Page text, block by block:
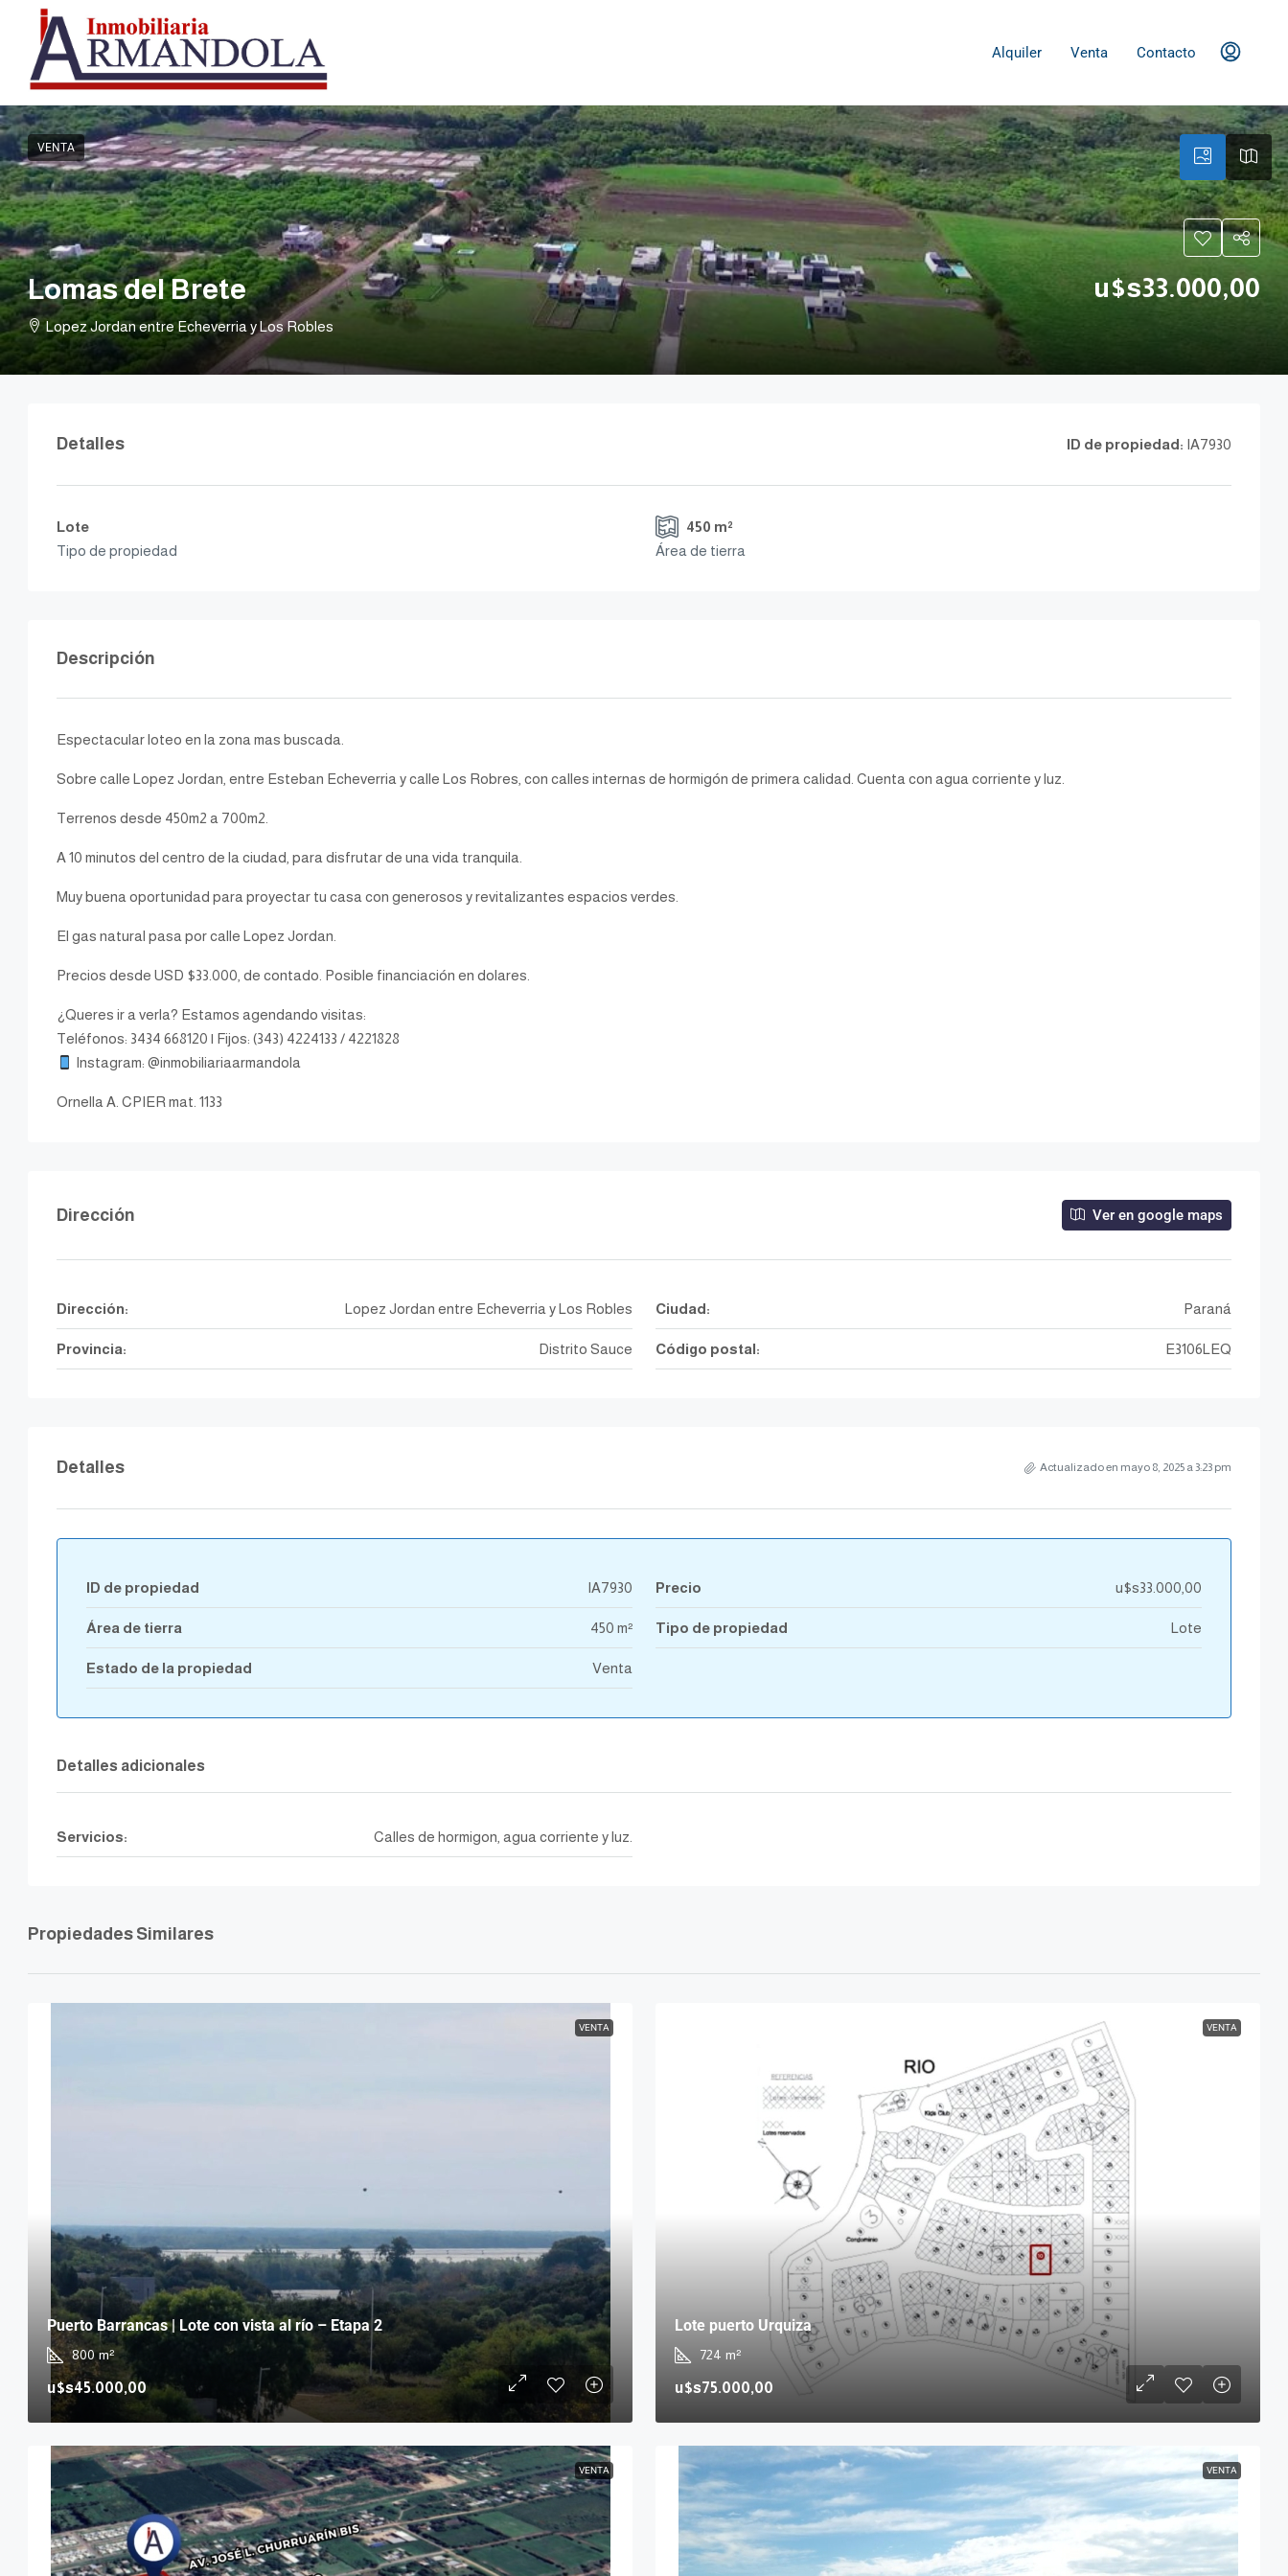
Alquiler Venta Contacto
VENTA
Lomas del Brete
Lopez Jordan entre Echeverria y Los Robles
u$s33.000,00
Detalles ID de propiedad: IA7930
Lote
Tipo de propiedad
450 m²
Área de tierra
Descripción
Espectacular loteo en la zona mas buscada.
Sobre calle Lopez Jordan, entre Esteban Echeverria y calle Los Robres, con calles internas de hormigón de primera calidad. Cuenta con agua corriente y luz.
Terrenos desde 450m2 a 700m2.
A 10 minutos del centro de la ciudad, para disfrutar de una vida tranquila.
Muy buena oportunidad para proyectar tu casa con generosos y revitalizantes espacios verdes.
El gas natural pasa por calle Lopez Jordan.
Precios desde USD $33.000, de contado. Posible financiación en dolares.
¿Queres ir a verla? Estamos agendando visitas:
Teléfonos: 3434 668120 | Fijos: (343) 4224133 / 4221828
Instagram: @inmobiliariaarmandola
Ornella A. CPIER mat. 1133
Dirección Ver en google maps
Dirección: Lopez Jordan entre Echeverria y Los Robles Ciudad: Paraná
Provincia: Distrito Sauce Código postal: E3106LEQ
Detalles Actualizado en mayo 8, 2025 a 3:23 pm
ID de propiedad IA7930 Precio u$s33.000,00
Área de tierra 450 m² Tipo de propiedad Lote
Estado de la propiedad Venta
Detalles adicionales
Servicios: Calles de hormigon, agua corriente y luz.
Propiedades Similares
VENTA
Puerto Barrancas | Lote con vista al río – Etapa 2
800 m²
u$s45.000,00
VENTA
Lote puerto Urquiza
724 m²
u$s75.000,00
VENTA VENTA